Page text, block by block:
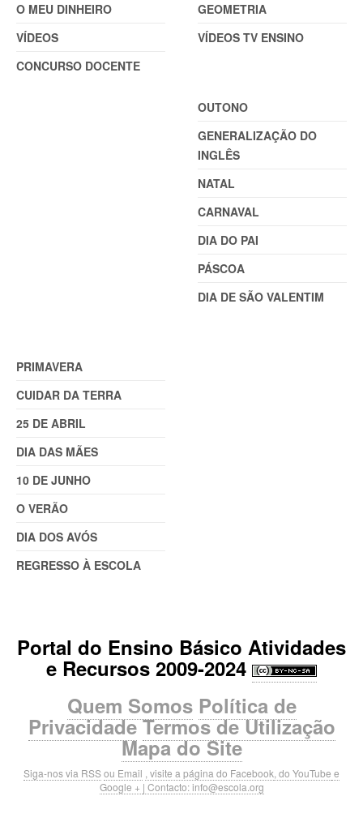
O MEU DINHEIRO
VÍDEOS
CONCURSO DOCENTE
GEOMETRIA
VÍDEOS TV ENSINO
OUTONO
GENERALIZAÇÃO DO
INGLÊS
NATAL
CARNAVAL
DIA DO PAI
PÁSCOA
DIA DE SÃO VALENTIM
PRIMAVERA
CUIDAR DA TERRA
25 DE ABRIL
DIA DAS MÃES
10 DE JUNHO
O VERÃO
DIA DOS AVÓS
REGRESSO À ESCOLA
Portal do Ensino Básico Atividades
e Recursos 2009-2024
Quem Somos Política de
Privacidade Termos de Utilização
Mapa do Site
Siga-nos via RSSou Email , visite a página do Facebook , do YouTube e
Google + | Contacto:info@escola.org